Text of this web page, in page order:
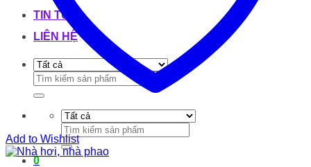
TIN TỨC
LIÊN HỆ
Tìm
kiếm:
Tìm
kiếm:
0
Add to Wishlist